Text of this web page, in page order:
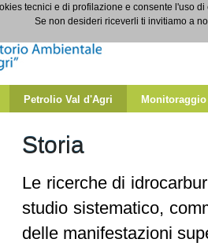
Petrolio Val d'Agri Monitoraggio
Storia
Le ricerche di
studio sistematico,
delle manifestazioni
tecnici e di profilazione e consente l'uso
Se non desideri riceverli ti invitiamo a